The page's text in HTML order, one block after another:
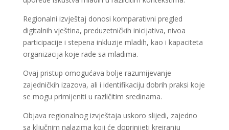
Regionalni izvještaj donosi komparativni pregled
digitalnih vještina, preduzetničkih inicijativa, nivoa
participacije i stepena inkluzije mladih, kao i kapaciteta
organizacija koje rade sa mladima.
Ovaj pristup omogućava bolje razumijevanje
zajedničkih izazova, ali i identifikaciju dobrih praksi koje
se mogu primijeniti u različitim sredinama.
Objava regionalnog izvještaja uskoro slijedi, zajedno
sa ključnim nalazima koji će doprinijeti kreiranju